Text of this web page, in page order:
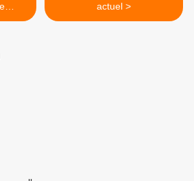
actuel >